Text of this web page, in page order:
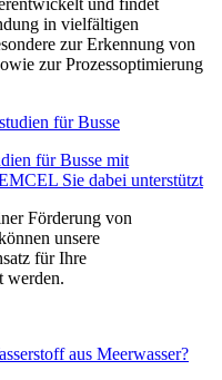
in vielfältigen
zur Erkennung von
zur Prozessoptimierung
für Busse mit
Sie dabei unterstützt
Förderung von
unsere
für Ihre
werden.
aus Meerwasser?